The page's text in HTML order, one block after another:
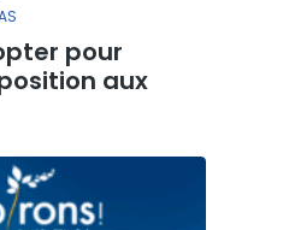
pour
aux